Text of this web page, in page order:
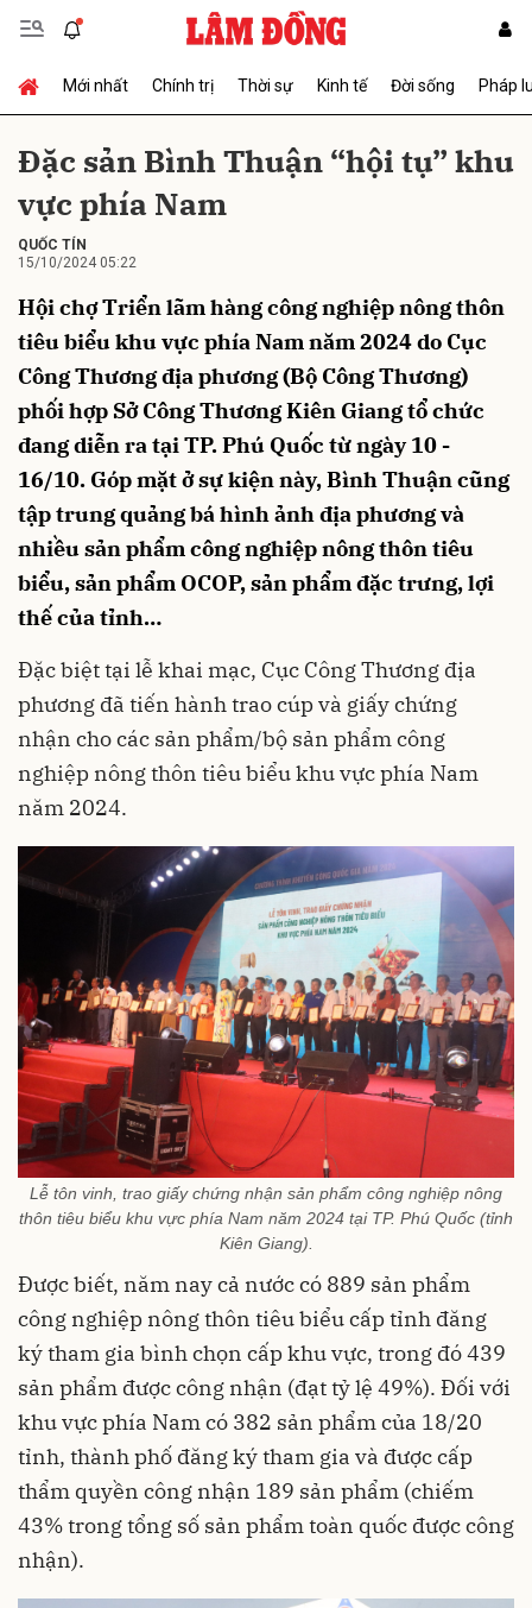
Mới nhất Chính trị Thời sự Kinh tế Đời sống Pháp
Đặc sản Bình Thuận “hội tụ” khu
vực phía Nam
QUỐC TÍN
15/10/2024 05:22
Hội chợ Triển lãm hàng công nghiệp nông thôn
tiêu biểu khu vực phía Nam năm 2024 do Cục
Công Thương địa phương (Bộ Công Thương)
phối hợp Sở Công Thương Kiên Giang tổ chức
đang diễn ra tại TP. Phú Quốc từ ngày 10 -
16/10. Góp mặt ở sự kiện này, Bình Thuận cũng
tập trung quảng bá hình ảnh địa phương và
nhiều sản phẩm công nghiệp nông thôn tiêu
biểu, sản phẩm OCOP, sản phẩm đặc trưng, lợi
thế của tỉnh…
Đặc biệt tại lễ khai mạc, Cục Công Thương địa
phương đã tiến hành trao cúp và giấy chứng
nhận cho các sản phẩm/bộ sản phẩm công
nghiệp nông thôn tiêu biểu khu vực phía Nam
năm 2024.
Lễ tôn vinh, trao giấy chứng nhận sản phẩm công nghiệp nông
thôn tiêu biểu khu vực phía Nam năm 2024 tại TP. Phú Quốc (tỉnh
Kiên Giang).
Được biết, năm nay cả nước có 889 sản phẩm
công nghiệp nông thôn tiêu biểu cấp tỉnh đăng
ký tham gia bình chọn cấp khu vực, trong đó 439
sản phẩm được công nhận (đạt tỷ lệ 49%). Đối với
khu vực phía Nam có 382 sản phẩm của 18/20
tỉnh, thành phố đăng ký tham gia và được cấp
thẩm quyền công nhận 189 sản phẩm (chiếm
43% trong tổng số sản phẩm toàn quốc được công
nhận).
Gửi bình luận
Gửi